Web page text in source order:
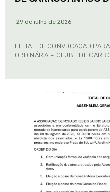
29 de julho de 2026
EDITAL DE CONVOCAÇÃO
ORDINÁRIA – CLUBE DE